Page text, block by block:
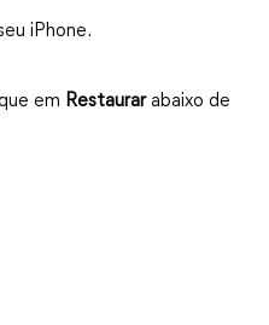
iPhone.
em Restaurarabaixo de